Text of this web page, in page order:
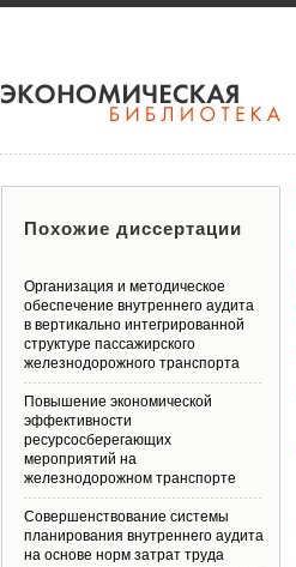
Похожие диссертации
Организация и методическое
обеспечение внутреннего аудита
в вертикально интегрированной
структуре пассажирского
железнодорожного транспорта
Повышение экономической
эффективности
ресурсосберегающих
мероприятий на
железнодорожном транспорте
Совершенствование системы
планирования внутреннего аудита
на основе норм затрат труда